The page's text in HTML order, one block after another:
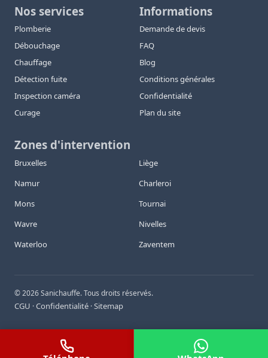
Nos services
Plomberie
Débouchage
Chauffage
Détection fuite
Inspection caméra
Curage
Informations
Demande de devis
FAQ
Blog
Conditions générales
Confidentialité
Plan du site
Zones d'intervention
Bruxelles
Liège
Namur
Charleroi
Mons
Tournai
Wavre
Nivelles
Waterloo
Zaventem
©2026Sanichauffe. Tous droits réservés.
CGU ·Confidentialité ·Sitemap